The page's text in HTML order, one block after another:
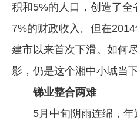
积和5%的人口，创造了
7%的财政收入。但在
建市以来首次下滑。如何
影，仍是这个湘中小城当
锑业整合两难
5月中旬阴雨连绵，年